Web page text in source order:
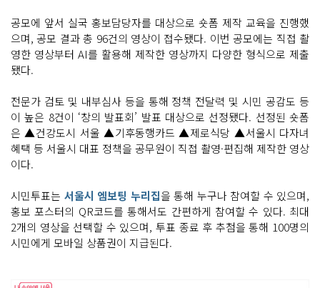
공모에 앞서 실국 홍보담당자를 대상으로 숏폼 제작 교육을 진행했
으며, 공모 결과 총 96건의 영상이 접수됐다. 이번 공모에는 직접 촬
영한 영상부터 AI를 활용해 제작한 영상까지 다양한 형식으로 제출
됐다.
전문가 검토 및 내부심사 등을 통해 정책 전달력 및 시민 공감도 등
이 높은 8건이 ‘창의 발표회’ 발표 대상으로 선정됐다. 선정된 숏폼
은 ▲건강도시 서울 ▲기후동행카드 ▲제로식당 ▲서울시 다자녀
혜택 등 서울시 대표 정책을 공무원이 직접 촬영·편집해 제작한 영상
이다.
시민투표는 서울시 엠보팅 누리집을 통해 누구나 참여할 수 있으며,
홍보 포스터의 QR코드를 통해서도 간편하게 참여할 수 있다. 최대
2개의 영상을 선택할 수 있으며, 투표 종료 후 추첨을 통해 100명의
시민에게 모바일 상품권이 지급된다.